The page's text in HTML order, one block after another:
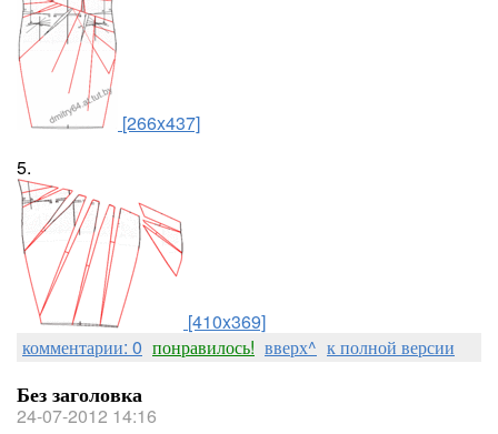
[266x437]
5.
[410x369]
комментарии: 0 понравилось! вверх^ к полной версии
Без заголовка
24-07-2012 14:16